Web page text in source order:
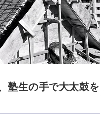
塾生の手で大太鼓を